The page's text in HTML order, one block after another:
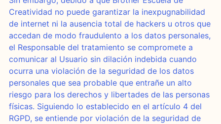
Creatividad no puede garantizar la inexpugnabilidad
de internet ni la ausencia total de hackers u otros que
accedan de modo fraudulento a los datos personales,
el Responsable del tratamiento se compromete a
comunicar al Usuario sin dilación indebida cuando
ocurra una violación de la seguridad de los datos
personales que sea probable que entrañe un alto
riesgo para los derechos y libertades de las personas
físicas. Siguiendo lo establecido en el artículo 4 del
RGPD, se entiende por violación de la seguridad de